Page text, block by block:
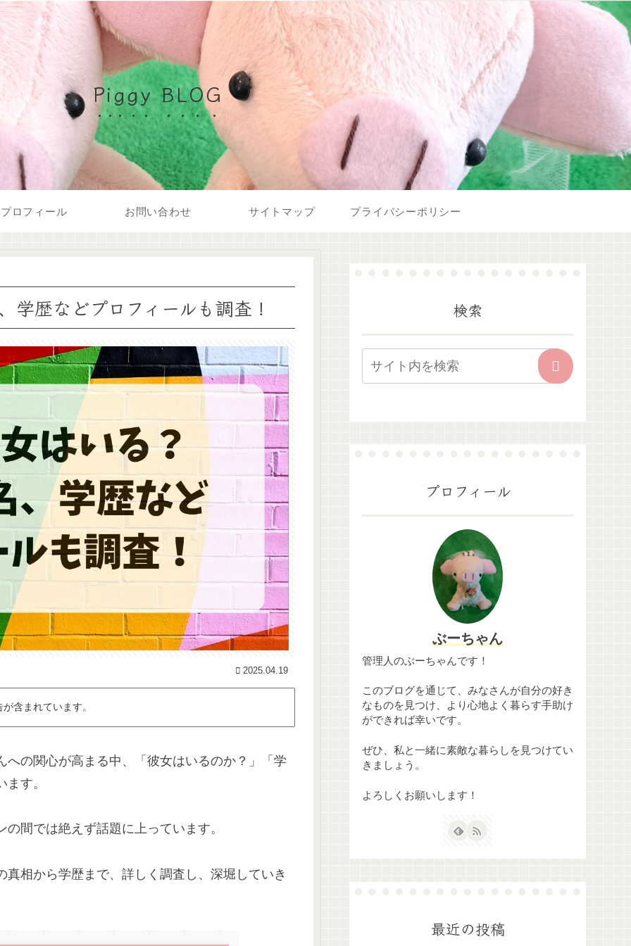
Piggy BLOG
プロフィール お問い合わせ サイトマップ プライバシーポリシー
学歴などプロフィールも調査！
2025.04.19
含まれています。
の関心が高まる中、「彼女はいるのか？」「学
す。
間では絶えず話題に上っています。
相から学歴まで、詳しく調査し、深堀していき
検索
プロフィール
ぶーちゃん
管理人のぶーちゃんです！
このブログを通じて、みなさんが自分の好き
なものを見つけ、より心地よく暮らす手助け
ができれば幸いです。
ぜひ、私と一緒に素敵な暮らしを見つけてい
きましょう。
よろしくお願いします！
最近の投稿